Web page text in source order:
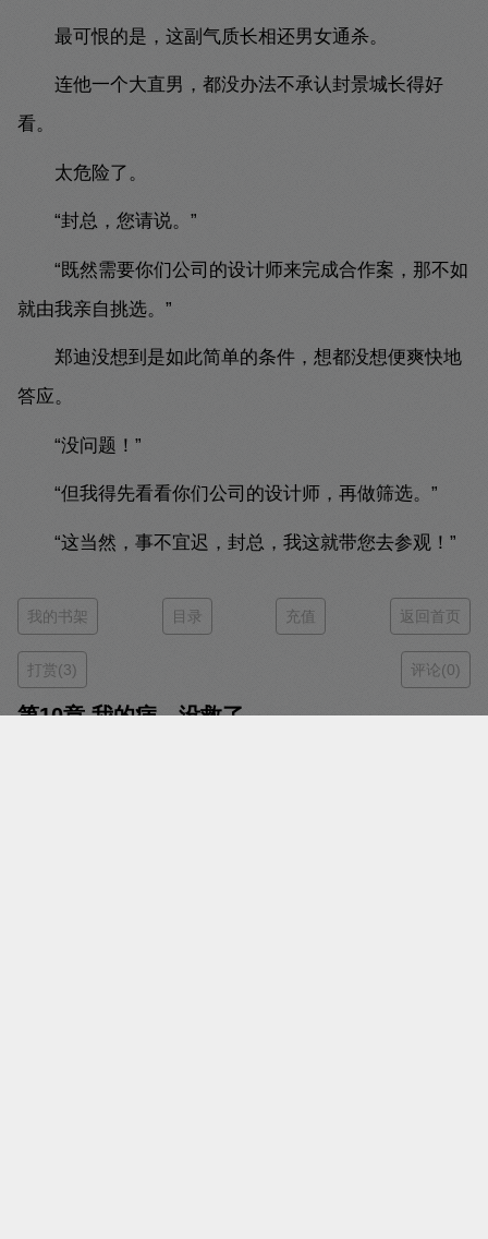
最可恨的是，这副气质长相还男女通杀。
连他一个大直男，都没办法不承认封景城长得好
看。
太危险了。
“封总，您请说。”
“既然需要你们公司的设计师来完成合作案，那不如
就由我亲自挑选。”
郑迪没想到是如此简单的条件，想都没想便爽快地
答应。
“没问题！”
“但我得先看看你们公司的设计师，再做筛选。”
“这当然，事不宜迟，封总，我这就带您去参观！”
我的书架 目录 充值 返回首页
打赏(3) 评论(0)
第10章 我的病，没救了